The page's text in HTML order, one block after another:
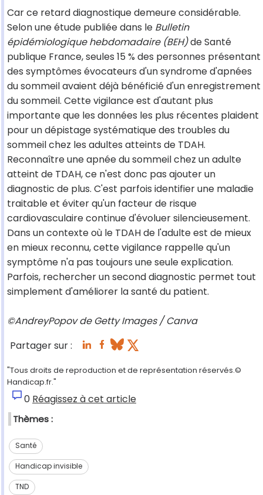
Car ce retard diagnostique demeure considérable.
Selon une étude publiée dans le Bulletin
épidémiologique hebdomadaire (BEH)de Santé
publique France, seules 15 % des personnes présentant
des symptômes évocateurs d'un syndrome d'apnées
du sommeil avaient déjà bénéficié d'un enregistrement
du sommeil. Cette vigilance est d'autant plus
importante que les données les plus récentes plaident
pour un dépistage systématique des troubles du
sommeil chez les adultes atteints de TDAH.
Reconnaître une apnée du sommeil chez un adulte
atteint de TDAH, ce n'est donc pas ajouter un
diagnostic de plus. C'est parfois identifier une maladie
traitable et éviter qu'un facteur de risque
cardiovasculaire continue d'évoluer silencieusement.
Dans un contexte où le TDAH de l'adulte est de mieux
en mieux reconnu, cette vigilance rappelle qu'un
symptôme n'a pas toujours une seule explication.
Parfois, rechercher un second diagnostic permet tout
simplement d'améliorer la santé du patient.
©AndreyPopov de Getty Images / Canva
Partager sur :
"Tous droits de reproduction et de représentation réservés.©
Handicap.fr."
0 Réagissez à cet article
Thèmes :
Santé
Handicap invisible
TND